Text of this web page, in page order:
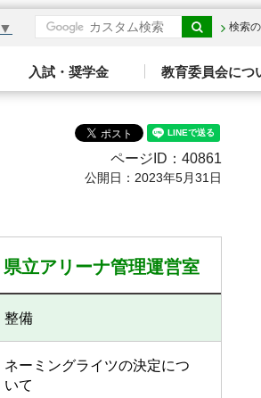
▼ 検索
入試・奨学金 教育委員会につ
ページID：40861
公開日：2023年5月31日
県立アリーナ管理運営室
整備
ネーミングライツの決定につ
いて